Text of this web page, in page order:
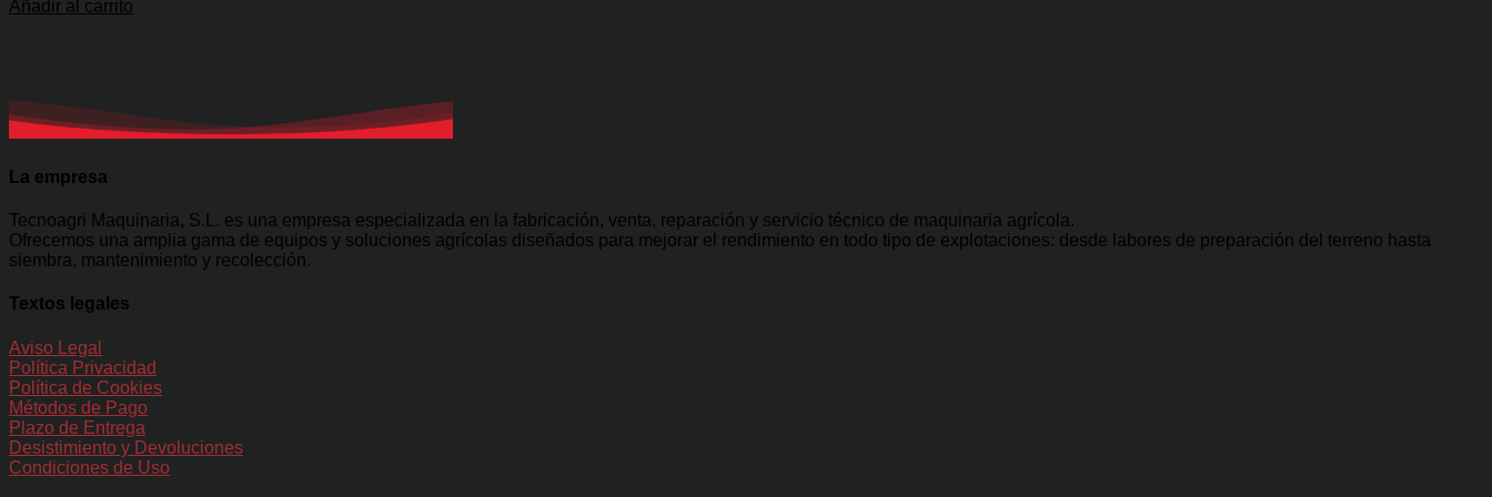
Añadir al carrito
La empresa
Tecnoagri Maquinaria, S.L. es una empresa especializada en la fabricación, venta, reparación y servicio técnico de maquinaria agrícola.
Ofrecemos una amplia gama de equipos y soluciones agrícolas diseñados para mejorar el rendimiento en todo tipo de explotaciones: desde labores de preparación del terreno hasta
siembra, mantenimiento y recolección.
Textos legales
Aviso Legal
Política Privacidad
Política de Cookies
Métodos de Pago
Plazo de Entrega
Desistimiento y Devoluciones
Condiciones de Uso